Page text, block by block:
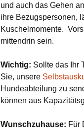
und auch das Gehen
ihre Bezugspersonen,
Kuschelmomente.
mittendrin sein.
Wichtig: Sollte das Ihr
Sie, unsere
Hundeabteilung zu
können aus
Wunschzuhause: Für